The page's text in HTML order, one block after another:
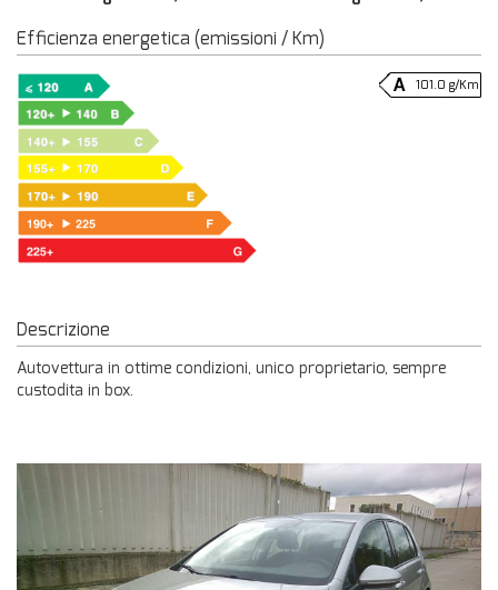
Efficienza energetica (emissioni / Km)
101.0 g/Km
Descrizione
Autovettura in ottime condizioni, unico proprietario, sempre
custodita in box.